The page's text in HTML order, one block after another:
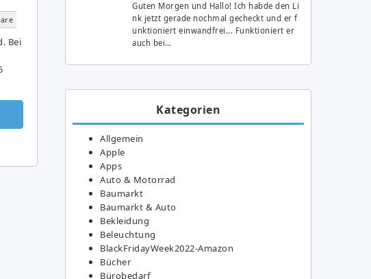
Bei
Guten Morgen und Hallo! Ich habde den Li
nk jetzt gerade nochmal gecheckt und er f
unktioniert einwandfrei... Funktioniert er
auch bei…
Kategorien
Allgemein
Apple
Apps
Auto & Motorrad
Baumarkt
Baumarkt & Auto
Bekleidung
Beleuchtung
BlackFridayWeek2022-Amazon
Bücher
Bürobedarf